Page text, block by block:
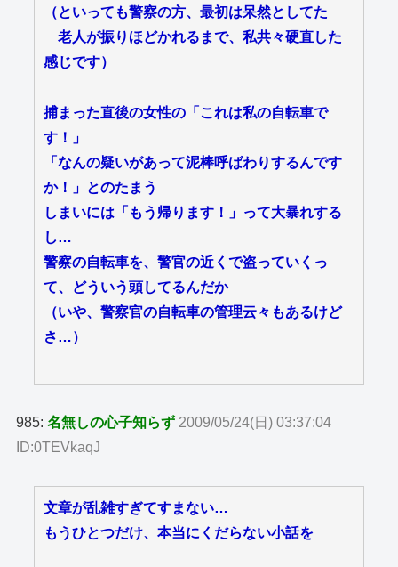
（といっても警察の方、最初は呆然としてた
老人が振りほどかれるまで、私共々硬直した
感じです）
捕まった直後の女性の「これは私の自転車で
す！」
「なんの疑いがあって泥棒呼ばわりするんです
か！」とのたまう
しまいには「もう帰ります！」って大暴れする
し…
警察の自転車を、警官の近くで盗っていくっ
て、どういう頭してるんだか
（いや、警察官の自転車の管理云々もあるけど
さ…）
985:名無しの心子知らず 2009/05/24(日) 03:37:04
ID:0TEVkaqJ
文章が乱雑すぎてすまない…
もうひとつだけ、本当にくだらない小話を